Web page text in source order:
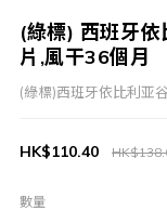
(綠標) 西班牙
片,風干36個月
(綠標)西班牙依比利亚
HK$110.40
數量